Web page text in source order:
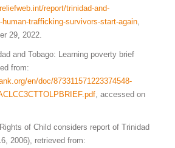
report/trinidad-and-
human-trafficking-survivors-start-again,
29, 2022.
and Tobago: Learning poverty brief
from:
en/doc/873311571223374548-
, accessed on
of Child considers report of Trinidad
2006), retrieved from: